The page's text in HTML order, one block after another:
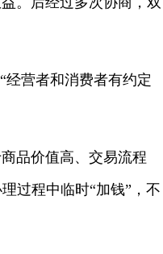
营者和消费者有约定
品价值高、交易流程
过程中临时“加钱”，不